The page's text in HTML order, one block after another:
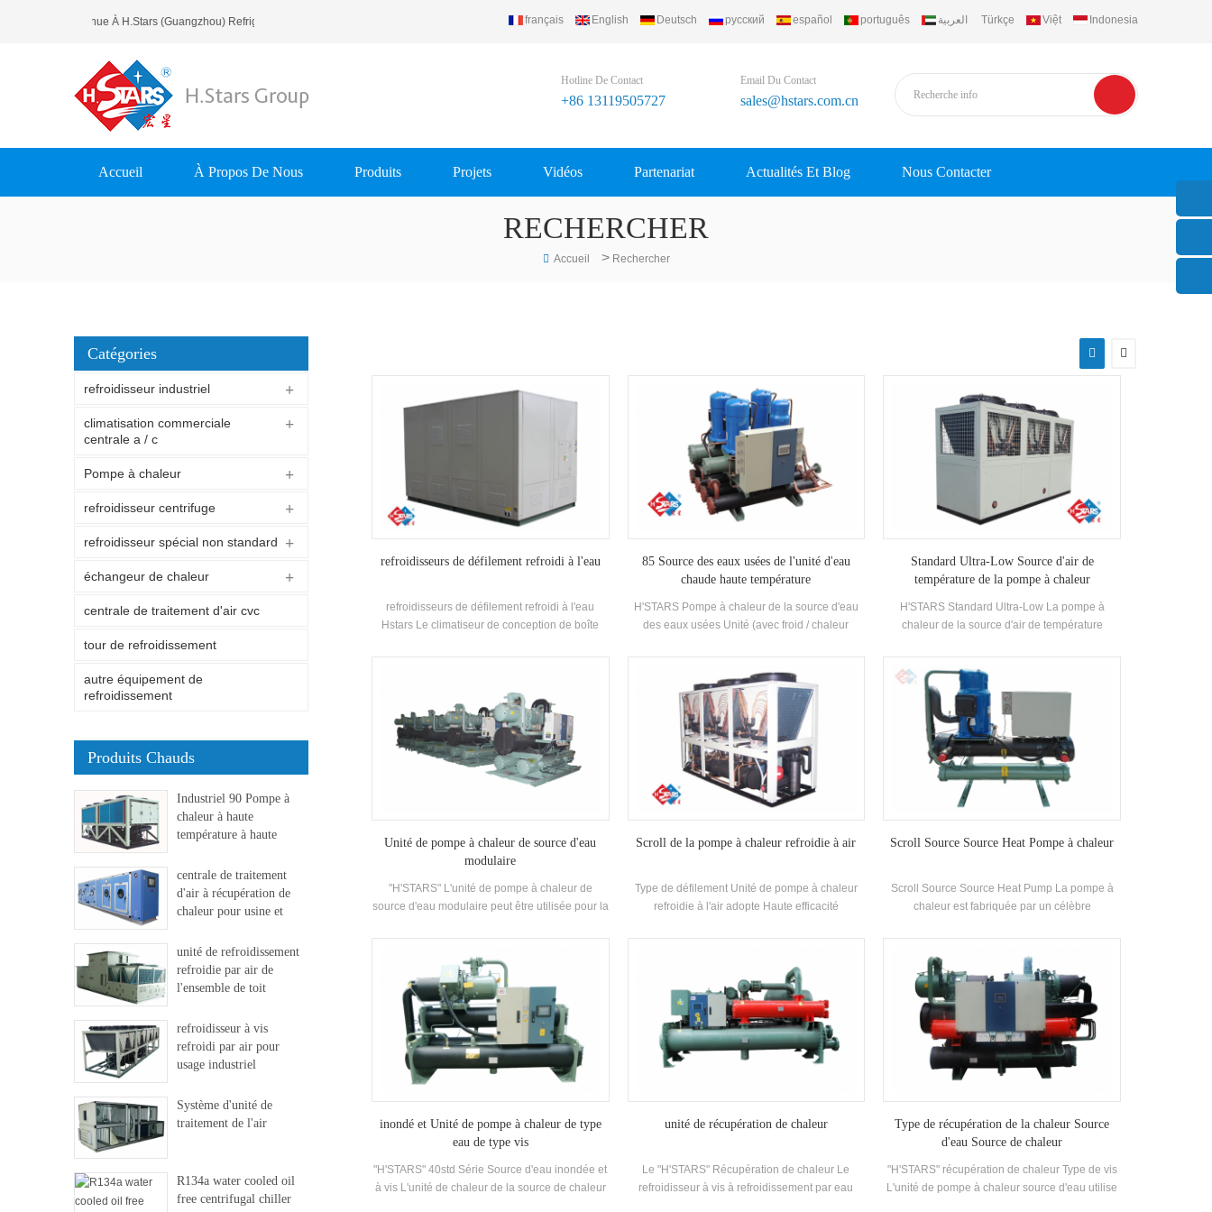
Bienvenue À H.Stars (Guangzhou) Refrigerating Equipment Group Ltd.. français English Deutsch русский español português العربية Türkçe Việt Indonesia
Hotline De Contact
+86 13119505727
Email Du Contact
sales@hstars.com.cn
Accueil À Propos De Nous Produits Projets Vidéos Partenariat Actualités Et Blog Nous Contacter
RECHERCHER
Accueil > Rechercher
refroidisseurs de défilement refroidi à l'eau
refroidisseurs de défilement refroidi à l'eau
Hstars Le climatiseur de conception de boîte
divisé, qui est largement utilisé dans les
de cabinet ont les avantages de la puissance
élevée et du vent fort puissance. L'unité dispose
de 8 spécifications standard et d'entrée d'eau de
refroidissement Température. Gamme 21-35 °C.
Marque: Hstars refroidissementCapacité Plage:
25.7kw ~ 147.7kw Applications: Usine,
climatisation Systèmes.
85 Source des eaux usées de l'unité d'eau
chaude haute température
H'STARS Pompe à chaleur de la source d'eau
des eaux usées Unité (avec froid / chaleur
développé et fabriqué pour la salle de bain, une
piscine à ressorts chaude, une piscine et
d'autres baignades, extrayant la chaleur des
eaux usées domestiques, économiser de
l'énergie et protéger le Environnement.Energy
L'épargne est de 30% ~ 50% comparé à la
méthode de chauffage conventionnel, qui peut
réduire considérablement l'opération Coût.
Standard Ultra-Low Source d'air de
température de la pompe à chaleur
H'STARS Standard Ultra-Low La pompe à
chaleur de la source d'air de température
l'environnement de -25 ℃ ~ 43, en utilisant de
l'air comme source de chaleur, aucun polluants
n'est déchargé et 55 ° C L'eau chaude est
préparée pour répondre à la demande d'eau
chaude entre 35-55 ° c. Fonction de chauffage,
adaptée à l'alimentation en air direct ou au
rayonnement du sol Chauffage.
Unité de pompe à chaleur de source d'eau
modulaire
"H'STARS" L'unité de pompe à chaleur de
source d'eau modulaire peut être utilisée pour la
remplacée par une machine. Le système peut
remplacer la chaudière d'origine et la
climatisation Système; La capacité de
refroidissement suffit, l'efficacité est élevée, le
nettoyage et la maintenance est facile et la note
d'efficacité énergétique est 5-1. niveau.
Scroll de la pompe à chaleur refroidie à air
Type de défilement Unité de pompe à chaleur
refroidie à l'air adopte Haute efficacité
auto-développé et fabriqué haut rendement
échangeur de chaleur à bobines, utilisant R22,
R134A, R407C réfrigérant
Scroll Source Source Heat Pompe à chaleur
Scroll Source Source Heat Pump La pompe à
chaleur est fabriquée par un célèbre
contrôle électronique, et est équipé de
recherches et de développement
indépendantes de Haute efficacité Échangeur
de chaleur en spirale
inondé et Unité de pompe à chaleur de type
eau de type vis
"H'STARS" 40std Série Source d'eau inondée et
à vis L'unité de chaleur de la source de chaleur
unité de récupération de chaleur
Le "H'STARS" Récupération de chaleur Le
refroidisseur à vis à refroidissement par eau
Type de récupération de la chaleur Source
d'eau Source de chaleur
"H'STARS" récupération de chaleur Type de vis
L'unité de pompe à chaleur source d'eau utilise
Catégories
refroidisseur industriel
climatisation commerciale
centrale a / c
Pompe à chaleur
refroidisseur centrifuge
refroidisseur spécial non standard
échangeur de chaleur
centrale de traitement d'air cvc
tour de refroidissement
autre équipement de
refroidissement
Produits Chauds
Industriel 90 Pompe à
chaleur à haute
température à haute
centrale de traitement
d'air à récupération de
chaleur pour usine et
unité de refroidissement
refroidie par air de
l'ensemble de toit
refroidisseur à vis
refroidi par air pour
usage industriel
Système d'unité de
traitement de l'air
R134a water cooled oil
free centrifugal chiller